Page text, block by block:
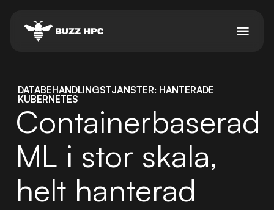
DATABEHANDLINGSTJÄNSTER: HANTERADE
KUBERNETES
Containerbaserad
ML i stor skala,
helt hanterad